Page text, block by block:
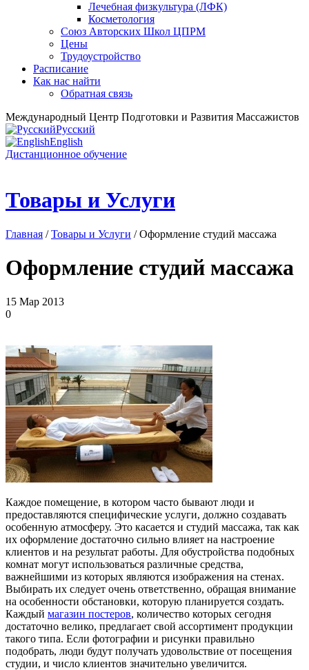
Лечебная физкультура (ЛФК)
Косметология
Союз Авторских Школ ЦПРМ
Цены
Трудоустройство
Расписание
Как нас найти
Обратная связь
Международный Центр Подготовки и Развития Массажистов
Русский
English
Дистанционное обучение
Товары и Услуги
Главная /Товары и Услуги / Оформление студий массажа
Оформление студий массажа
15 Мар 2013
0
Каждое помещение, в котором часто бывают люди и
предоставляются специфические услуги, должно создавать
особенную атмосферу. Это касается и студий массажа, так как
их оформление достаточно сильно влияет на настроение
клиентов и на результат работы. Для обустройства подобных
комнат могут использоваться различные средства,
важнейшими из которых являются изображения на стенах.
Выбирать их следует очень ответственно, обращая внимание
на особенности обстановки, которую планируется создать.
Каждый магазин постеров, количество которых сегодня
достаточно велико, предлагает свой ассортимент продукции
такого типа. Если фотографии и рисунки правильно
подобрать, люди будут получать удовольствие от посещения
студии, и число клиентов значительно увеличится.